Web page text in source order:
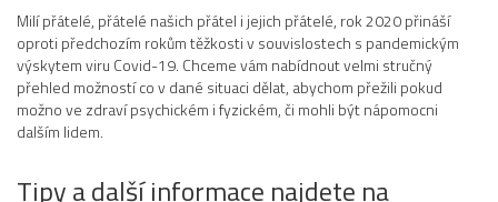
Milí přátelé, přátelé našich přátel i jejich přátelé, rok 2020 přináší
oproti předchozím rokům těžkosti v souvislostech s pandemickým
výskytem viru Covid-19. Chceme vám nabídnout velmi stručný
přehled možností co v dané situaci dělat, abychom přežili pokud
možno ve zdraví psychickém i fyzickém, či mohli být nápomocni
dalším lidem.
Tipy a další informace najdete na